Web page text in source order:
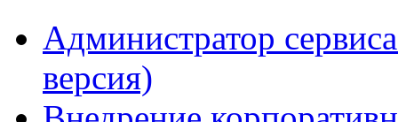
Администратор
версия)